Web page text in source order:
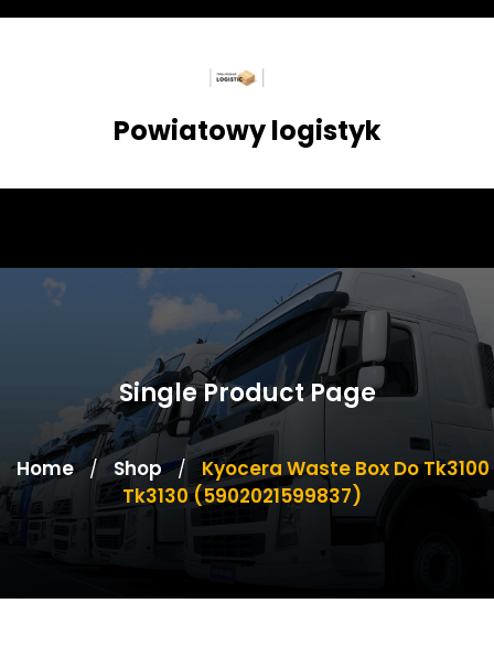
Skip
Powiatowy logistyk
Single Product Page
Home / Shop /
Kyocera Waste Box Do Tk3100
Tk3130 (5902021599837)